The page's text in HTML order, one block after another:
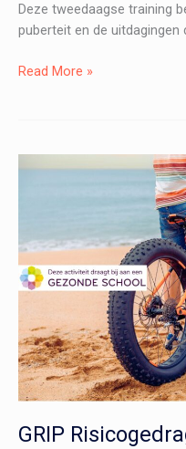
Deze tweedaagse training
puberteit en de uitdagingen
LEV2Live
doet
Read More »
GRIP